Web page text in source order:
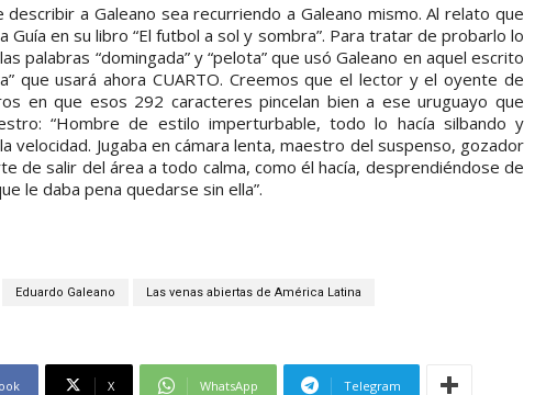
a Galeano sea recurriendo a Galeano mismo. Al relato que
en su libro “El futbol a sol y sombra”. Para tratar de probarlo lo
palabras “domingada” y “pelota” que usó Galeano en aquel escrito
que usará ahora CUARTO. Creemos que el lector y el oyente de
en que esos 292 caracteres pincelan bien a ese uruguayo que
“Hombre de estilo imperturbable, todo lo hacía silbando y
velocidad. Jugaba en cámara lenta, maestro del suspenso, gozador
de salir del área a todo calma, como él hacía, desprendiéndose de
le daba pena quedarse sin ella”.
Eduardo Galeano Las venas abiertas de América Latina
X WhatsApp Telegram